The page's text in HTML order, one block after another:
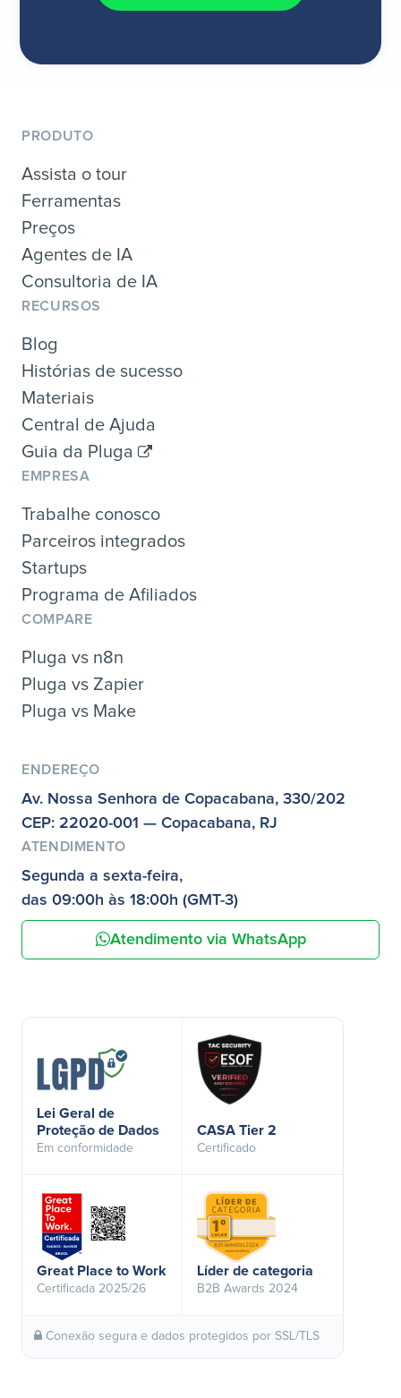
PRODUTO
Assista o tour
Ferramentas
Preços
Agentes de IA
Consultoria de IA
RECURSOS
Blog
Histórias de sucesso
Materiais
Central de Ajuda
Guia da Pluga
EMPRESA
Trabalhe conosco
Parceiros integrados
Startups
Programa de Afiliados
COMPARE
Pluga vs n8n
Pluga vs Zapier
Pluga vs Make
ENDEREÇO
Av. Nossa Senhora de Copacabana, 330/202
CEP: 22020-001 — Copacabana, RJ
ATENDIMENTO
Segunda a sexta-feira,
das 09:00h às 18:00h (GMT-3)
Atendimento via WhatsApp
Lei Geral de
Proteção de Dados
Em conformidade
CASA Tier 2
Certificado
Great Place to Work
Certificada 2025/26
Líder de categoria
B2B Awards 2024
Conexão segura e dados protegidos por SSL/TLS